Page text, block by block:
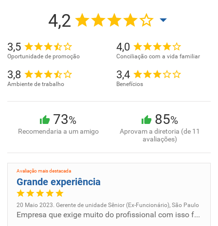
4,2
3,5
Oportunidade de promoção
4,0
Conciliação com a vida familiar
3,8
Ambiente de trabalho
3,4
Benefícios
73%
Recomendaria a um amigo
85%
Aprovam a diretoria (de 11
avaliações)
Avaliação mais destacada
Grande experiência
20 Maio 2023. Gerente de unidade Sênior (Ex-Funcionário), São Paulo
Empresa que exige muito do profissional com isso faz o profissional mais talentoso